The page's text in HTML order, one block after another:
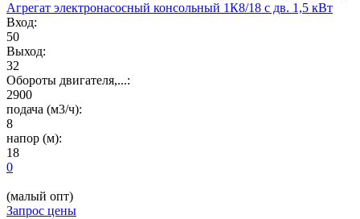
Агрегат электронасосный консольный 1К8/18 с дв. 1,5 кВт
Вход:
50
Выход:
32
Обороты двигателя,...:
2900
подача (м3/ч):
8
напор (м):
18
0
(малый опт)
Запрос цены